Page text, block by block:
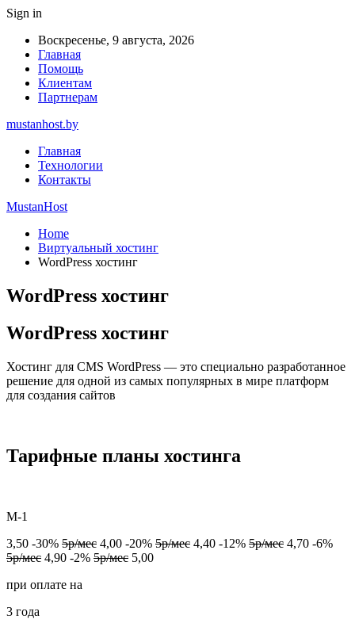
Sign in
Воскресенье, 9 августа, 2026
Главная
Помощь
Клиентам
Партнерам
mustanhost.by
Главная
Технологии
Контакты
MustanHost
Home
Виртуальный хостинг
WordPress хостинг
WordPress хостинг
WordPress хостинг
Хостинг для CMS WordPress — это специально разработанное
решение для одной из самых популярных в мире платформ
для создания сайтов
Тарифные планы хостинга
M-1
3,50 -30% 5р/мес 4,00 -20% 5р/мес 4,40 -12% 5р/мес 4,70 -6%
5р/мес 4,90 -2% 5р/мес 5,00
при оплате на
3 года